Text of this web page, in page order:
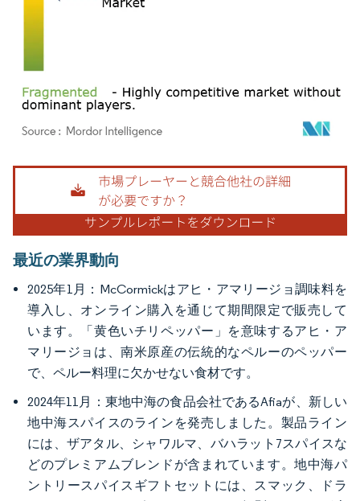
画像 © Mordor Intelligence。再利用にはCC BY 4.0の表示が必要です。
最近の業界動向
2025年1月：McCormickはアヒ・アマリージョ調味料を
導入し、オンライン購入を通じて期間限定で販売して
います。「黄色いチリペッパー」を意味するアヒ・ア
マリージョは、南米原産の伝統的なペルーのペッパー
で、ペルー料理に欠かせない食材です。
2024年11月：東地中海の食品会社であるAfiaが、新しい
地中海スパイスのラインを発売しました。製品ライン
には、ザアタル、シャワルマ、バハラット7スパイスな
どのプレミアムブレンドが含まれています。地中海パ
ントリースパイスギフトセットには、スマック、ドラ